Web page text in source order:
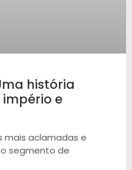
história
e
mais aclamadas e
segmento de